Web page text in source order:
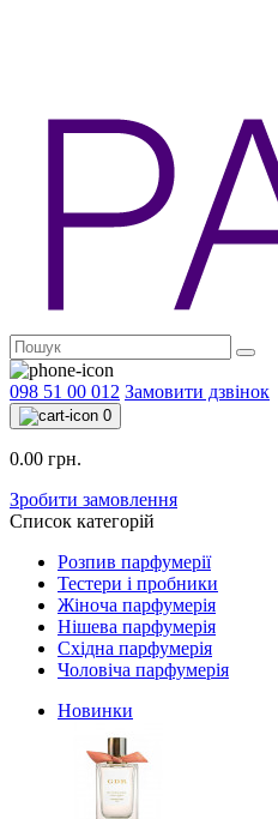
098 51 00 012 Замовити дзвінок
0
0.00 грн.
Зробити замовлення
Список категорій
Розпив парфумерії
Тестери і пробники
Жіноча парфумерія
Нішева парфумерія
Східна парфумерія
Чоловіча парфумерія
Новинки